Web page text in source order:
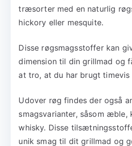
træsorter med en naturlig
hickory eller mesquite.
Disse røgsmagsstoffer kan
dimension til din grillmad og
at tro, at du har brugt
Udover røg findes der også
smagsvarianter, såsom
whisky. Disse
unik smag til dit grillmad og